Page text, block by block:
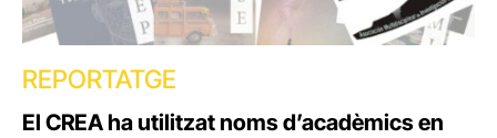
REPORTATGE
El CREA ha utilitzat noms d’acadèmics en